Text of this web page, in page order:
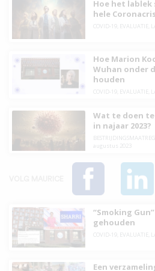
Hoe het
hele
COVID-19, EVALUATIE
Hoe Marion
Wuhan onder
houden
COVID-19, EVALUATIE
Wat te doen
in najaar 2023?
augustus 2023
“Smoking
gehouden
COVID-19, EVALUATIE
Een